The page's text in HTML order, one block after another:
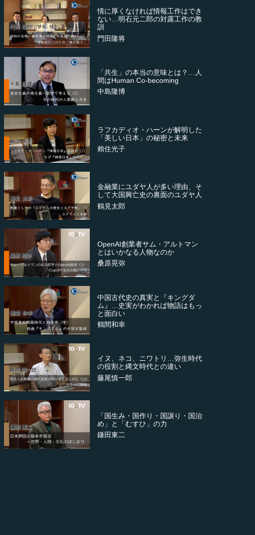
情に厚くなければ情報工作はでき
ない…明石元二郎の対露工作の教
訓
門田隆将
「共生」の本当の意味とは？…人
間はHuman Co-becoming
中島隆博
ラフカディオ・ハーンが解明した
「美しい日本」の秘密と未来
賴住光子
金融業にユダヤ人が多い理由、そ
して大国興亡史の裏面のユダヤ人
鶴見太郎
OpenAI創業者サム・アルトマン
とはいかなる人物なのか
桑原晃弥
中国古代史の真実と『キングダ
ム』…史実がわかれば物語はもっ
と面白い
鶴間和幸
イヌ、ネコ、ニワトリ…弥生時代
の役割と縄文時代との違い
藤尾慎一郎
「国生み・国作り・国譲り・国治
め」と「むすひ」の力
鎌田東二